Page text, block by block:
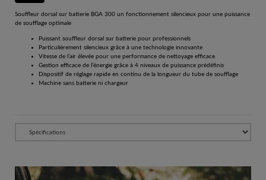
Souffleur dorsal sur batterie BGA 300 un fonctionnement silencieux pour une puissance
de soufflage optimale
Puissant souffleur dorsal sur batterie pour professionnels
Particulièrement silencieux grâce à une technologie innovante
Vitesse de l’air élevée pour une performance de nettoyage efficace
Gestion efficace de l’énergie grâce à 4 niveaux de puissance prédéfinis
Dispositif de réglage rapide en continu de la longueur du tube de soufflage
Machine sans batterie ni chargeur